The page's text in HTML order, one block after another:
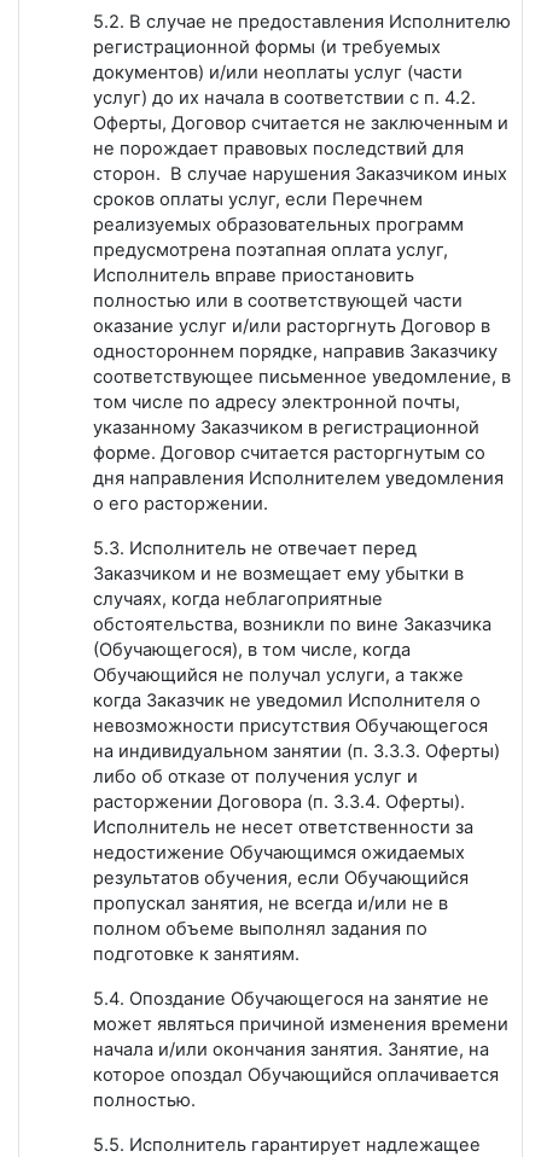
5.2. В случае не предоставления Исполнителю
регистрационной формы (и требуемых
документов) и/или неоплаты услуг (части
услуг) до их начала в соответствии с п. 4.2.
Оферты, Договор считается не заключенным и
не порождает правовых последствий для
сторон. В случае нарушения Заказчиком иных
сроков оплаты услуг, если Перечнем
реализуемых образовательных программ
предусмотрена поэтапная оплата услуг,
Исполнитель вправе приостановить
полностью или в соответствующей части
оказание услуг и/или расторгнуть Договор в
одностороннем порядке, направив Заказчику
соответствующее письменное уведомление, в
том числе по адресу электронной почты,
указанному Заказчиком в регистрационной
форме. Договор считается расторгнутым со
дня направления Исполнителем уведомления
о его расторжении.
5.3. Исполнитель не отвечает перед
Заказчиком и не возмещает ему убытки в
случаях, когда неблагоприятные
обстоятельства, возникли по вине Заказчика
(Обучающегося), в том числе, когда
Обучающийся не получал услуги, а также
когда Заказчик не уведомил Исполнителя о
невозможности присутствия Обучающегося
на индивидуальном занятии (п. 3.3.3. Оферты)
либо об отказе от получения услуг и
расторжении Договора (п. 3.3.4. Оферты).
Исполнитель не несет ответственности за
недостижение Обучающимся ожидаемых
результатов обучения, если Обучающийся
пропускал занятия, не всегда и/или не в
полном объеме выполнял задания по
подготовке к занятиям.
5.4. Опоздание Обучающегося на занятие не
может являться причиной изменения времени
начала и/или окончания занятия. Занятие, на
которое опоздал Обучающийся оплачивается
полностью.
5.5. Исполнитель гарантирует надлежащее